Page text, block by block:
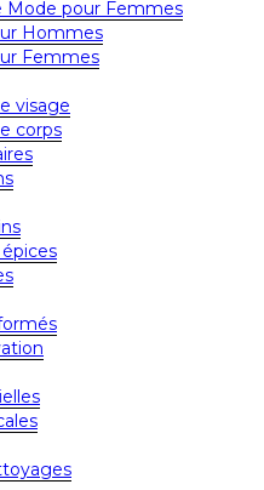
Mode pour Femmes
Hommes
Femmes
visage
corps